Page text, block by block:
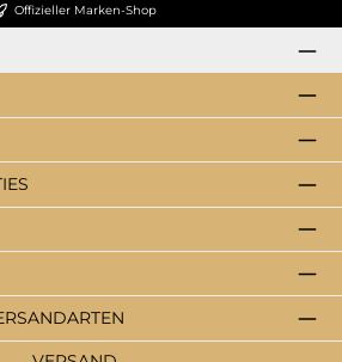
Offizieller Marken-Shop